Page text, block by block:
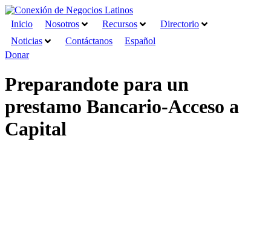
Ir
contenido
Inicio Nosotros Recursos
Directorio
Noticias
Contáctanos
Español
Donar
Preparandote para un
prestamo Bancario-Acceso a
Capital